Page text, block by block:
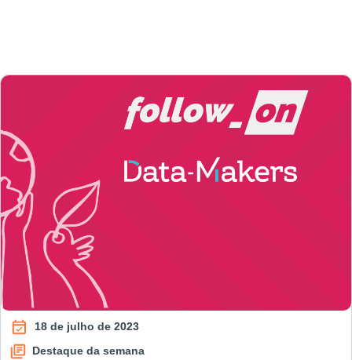
18 de julho de 2023
Destaque da semana